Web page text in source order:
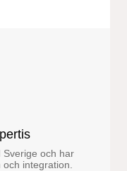
och har
integration.